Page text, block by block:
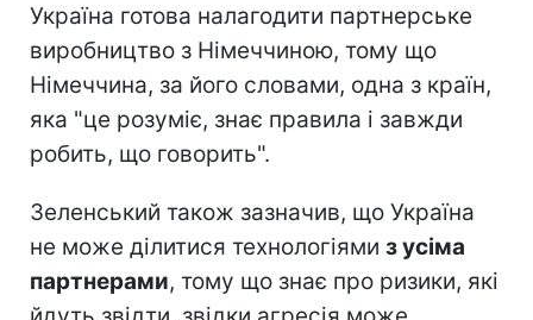
Україна готова налагодити партнерське
виробництво з Німеччиною, тому що
Німеччина, за його словами, одна з країн,
яка "це розуміє, знає правила і завжди
робить, що говорить".
Зеленський також зазначив, що Україна
не може ділитися технологіями з усіма
партнерами, тому що знає про ризики, які